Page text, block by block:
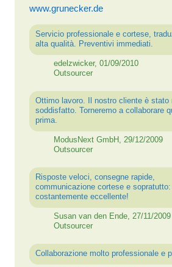
www.grunecker.de
Servicio professionale e cortese,
alta qualità. Preventivi immediati.
edelzwicker, 01/09/2010
Outsourcer
Ottimo lavoro. Il nostro cliente è stato
soddisfatto. Torneremo a collaborare
prima.
ModusNext GmbH, 29/12/2009
Outsourcer
Risposte veloci, consegne rapide,
communicazione cortese e
costantemente eccellente!
Susan van den Ende, 27/11/2009
Outsourcer
Collaborazione molto professionale e